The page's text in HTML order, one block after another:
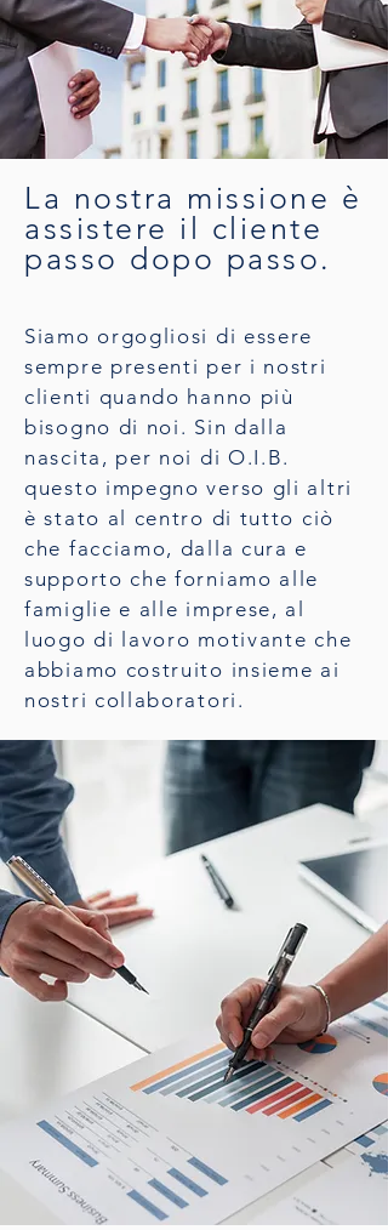
La nostra missione è
assistere il cliente
passo dopo passo.
Siamo orgogliosi di essere
sempre presenti per i nostri
clienti quando hanno più
bisogno di noi. Sin dalla
nascita, per noi di O.I.B.
questo impegno verso gli altri
è stato al centro di tutto ciò
che facciamo, dalla cura e
supporto che forniamo alle
famiglie e alle imprese, al
luogo di lavoro motivante che
abbiamo costruito insieme ai
nostri collaboratori.